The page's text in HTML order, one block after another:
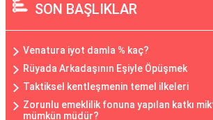
SON BAŞLIKLAR
Venatura iyot damla % kaç?
Rüyada Arkadaşının Eşiyle Öpüşmek
Taktiksel kentleşmenin temel ilkeleri
Zorunlu emeklilik fonuna yapılan katkı
mümkün müdür?